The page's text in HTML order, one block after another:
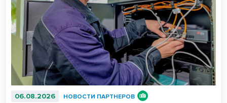
06.08.2026 НОВОСТИ ПАРТНЕРОВ